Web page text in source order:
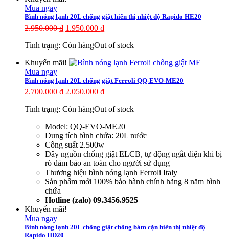
Mua ngay
Bình nóng lạnh 20L chống giật hiển thị nhiệt độ Rapido HE20
2.950.000₫ 1.950.000 ₫
Tình trạng: Còn hàngOut of stock
Khuyến mãi!
Mua ngay
Bình nóng lạnh 20L chống giật Ferroli QQ-EVO-ME20
2.700.000₫ 2.050.000 ₫
Tình trạng: Còn hàngOut of stock
Model: QQ-EVO-ME20
Dung tích bình chứa: 20L nước
Công suất 2.500w
Dây nguồn chống giật ELCB, tự động ngắt điện khi bị
rò đảm bảo an toàn cho người sử dụng
Thương hiệu bình nóng lạnh Ferroli Italy
Sản phẩm mới 100% bảo hành chính hãng 8 năm bình
chứa
Hotline (zalo) 09.3456.9525
Khuyến mãi!
Mua ngay
Bình nóng lạnh 20L chống giật chống bám cặn hiển thị nhiệt độ
Rapido HD20